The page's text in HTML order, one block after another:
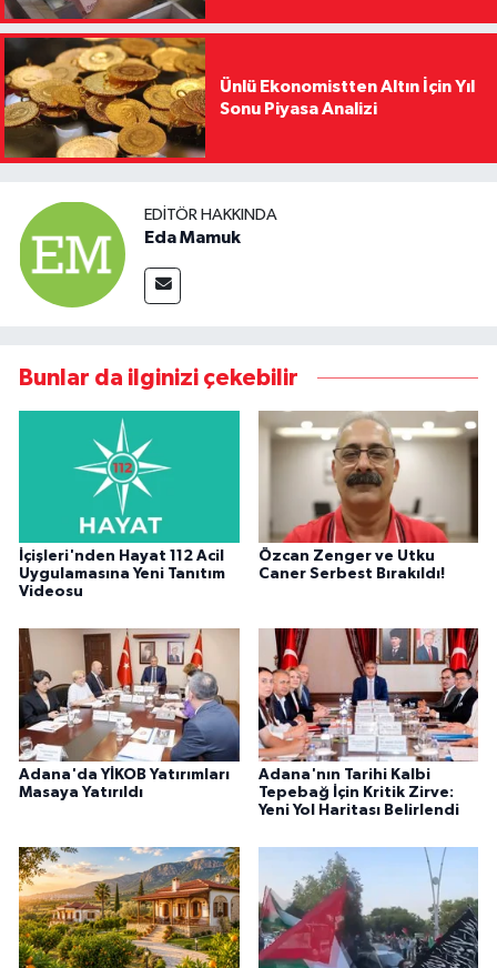
Ünlü Ekonomistten Altın İçin Yıl
Sonu Piyasa Analizi
EDITÖR HAKKINDA
Eda Mamuk
Bunlar da ilginizi çekebilir
İçişleri'nden Hayat 112 Acil
Uygulamasına Yeni Tanıtım
Videosu
Özcan Zenger ve Utku
Caner Serbest Bırakıldı!
Adana'da YİKOB Yatırımları
Masaya Yatırıldı
Adana'nın Tarihi Kalbi
Tepebağ İçin Kritik Zirve:
Yeni Yol Haritası Belirlendi